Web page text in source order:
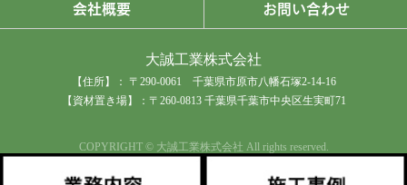
会社概要
お問い合わせ
大誠工業株式会社
【住所】： 〒290-0061 千葉県市原市八幡石塚2-14-16
【資材置き場】：〒260-0813 千葉県千葉市中央区生実町71
COPYRIGHT © 大誠工業株式会社 All rights reserved.